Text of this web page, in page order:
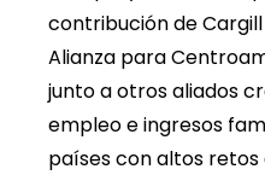
contribución de
Alianza para
junto a otros aliados
empleo e ingresos
países con altos retos